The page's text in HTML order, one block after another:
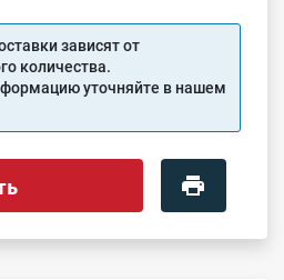
зависят от
количества.
уточняйте в нашем